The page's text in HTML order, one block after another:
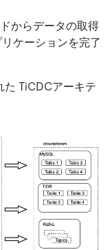
からデータの取得
ケーションを完了
た TiCDCアーキテ